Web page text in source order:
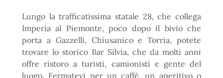
Lungo la trafficatissima statale 28, che collega
Imperia al Piemonte, poco dopo il bivio che
porta a Gazzelli, Chiusanico e Torria, potete
trovare lo storico Bar Silvia, che da molti anni
offre ristoro a turisti, camionisti e gente del
luogo. Fermatevi per un caffè, un aperitivo o